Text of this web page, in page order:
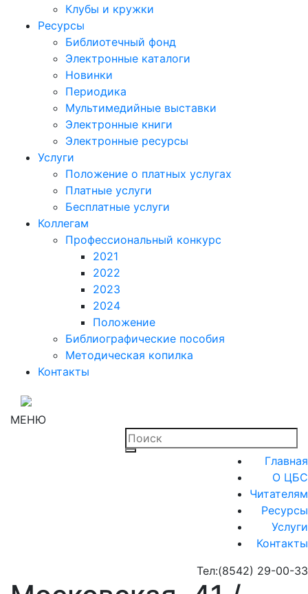
Клубы и кружки
Ресурсы
Библиотечный фонд
Электронные каталоги
Новинки
Периодика
Мультимедийные выставки
Электронные книги
Электронные ресурсы
Услуги
Положение о платных услугах
Платные услуги
Бесплатные услуги
Коллегам
Профессиональный конкурс
2021
2022
2023
2024
Положение
Библиографические пособия
Методическая копилка
Контакты
МЕНЮ
Главная
О ЦБС
Читателям
Ресурсы
Услуги
Контакты
Тел:(8542) 29-00-33